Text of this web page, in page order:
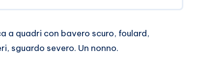
a quadri con bavero scuro, foulard,
sguardo severo. Un nonno.